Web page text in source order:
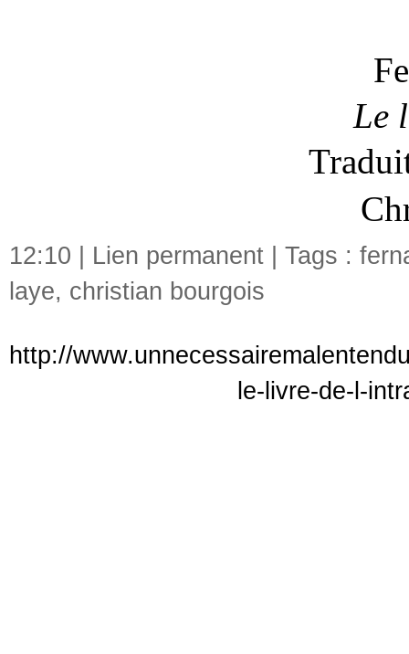
Le
12:10 | Lien permanent | Tags :
laye, christian bourgois
http://
le-livre-de-l-